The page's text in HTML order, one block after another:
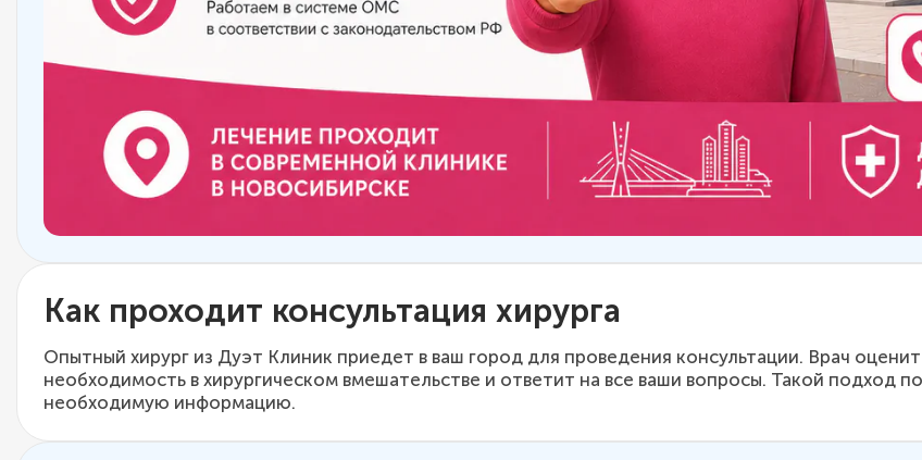
Как проходит консультация хирурга
Опытный хирург из Дуэт Клиник приедет в ваш город для проведения консультации. Врач
необходимость в хирургическом вмешательстве и ответит на все ваши вопросы. Такой подход
необходимую информацию.